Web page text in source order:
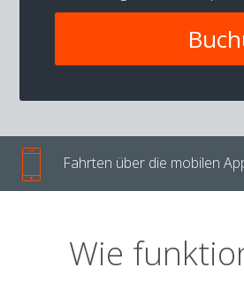
Fahrten über die mobilen
Wie